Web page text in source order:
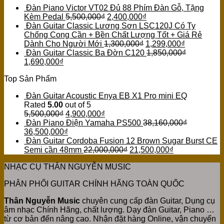
Đàn Piano Victor VT02 Đủ 88 Phím Đàn Gỗ, Tặng
Kèm Pedal 5,500,000₫ 2,400,000₫
Đàn Guitar Classic Lương Sơn LSC120J Có Ty
Chống Cong Cần + Bền Chất Lượng Tốt + Giá Rẻ
Dành Cho Người Mới 1,300,000₫ 1,299,000₫
Đàn Guitar Classic Ba Đờn C120 1,850,000₫
1,690,000₫
Top Sản Phẩm
Đàn Guitar Acoustic Enya EB X1 Pro mini EQ
Rated 5.00 out of 5
5,500,000₫ 4,900,000₫
Đàn Piano Điện Yamaha PS500 38,160,000₫
36,500,000₫
Đàn Guitar Cordoba Fusion 12 Brown Sugar Burst CE
Semi cần 48mm 22,000,000₫ 21,500,000₫
NHẠC CỤ THÂN NGUYỄN MUSIC
PHÂN PHỐI GUITAR CHÍNH HÃNG TOÀN QUỐC
Thân Nguyễn Music chuyên cung cấp đàn Guitar, Dụng cụ
âm nhạc Chính Hãng, chất lượng. Dạy đàn Guitar, Piano …
từ cơ bản đến nâng cao. Nhận đặt hàng Online, vận chuyển